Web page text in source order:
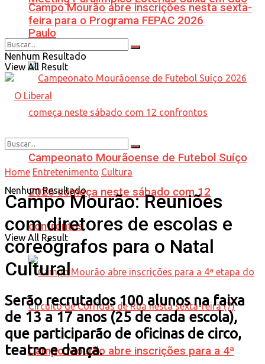
Paulo
Campeonato Mourãoense de Futebol Suíço
2026 começa neste sábado com 12
confrontos
Campo Mourão abre inscrições para a 4ª
Campo Mourão abre inscrições nesta sexta-
feira para o Programa FEPAC 2026
Nenhum Resultado
View All Result
Nenhum Resultado
View All Result
Home Entretenimento Cultura
Campo Mourão: Reuniões
com diretores de escolas e
coreógrafos para o Natal
Cultural
Serão recrutados 100 alunos na faixa
de 13 a 17 anos (25 de cada escola),
que participarão de oficinas de circo,
teatro e dança.